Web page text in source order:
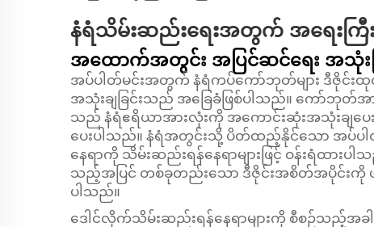
နံရံသိမ်းဆည်းရေးအတွက် အရေးကြီး
အထောက်အတွင်း အပြင်ဆင်ရေး အသုံးပ
အပ်ပါတ်မင်းအတွက် နံရံကပ်ကော်ဘုတ်များ ဒီဇိုင်
အသုံးချခြင်းသည် အခြေခံဖြစ်ပါသည်။ ကော်ဘုတ်အ
သည် နံရံဧရိယာအားလုံးကို အကောင်းဆုံးအသုံးချပေး
ပေးပါသည်။ နံရံအတွင်းသို့ ပိတ်ထည့်နိုင်သော အပ်ပါ
နေရာကို သိမ်းဆည်းရန်နေရာများဖြင့် ဝန်းရံထား
သည့်အပြင် တစ်ခုတည်းသော ဒီဇိုင်းအစိတ်အပိုင်းကို
ပါသည်။
ဒေါင်လိုက်သိမ်းဆည်းရန်နေရာများကို စီစဉ်သည့်